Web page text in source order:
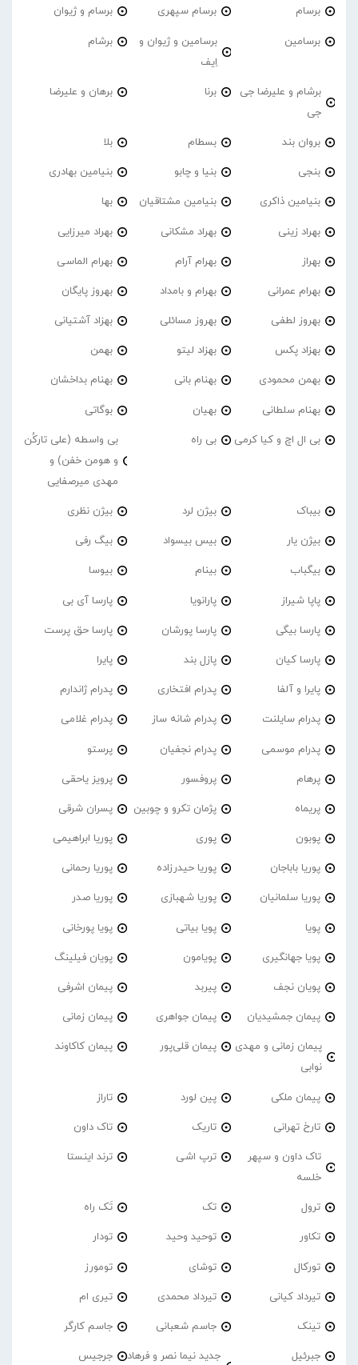
برسام برسام سپهری برسام و ژیوان
برسامین
برسامین و ژیوان و
اِیف
برشام
برشام و علیرضا جی
جی
برنا برهان و علیرضا
بروان بند بسطام بلا
بنجی بنیا و چابو بنیامین بهادری
بنیامین ذاکری بنیامین مشتاقیان بها
بهراد زینی بهراد مشکانی بهراد میرزایی
بهراز بهرام آرام بهرام الماسی
بهرام عمرانی بهرام و بامداد بهروز پایگان
بهروز لطفی بهروز مسائلی بهزاد آشتیانی
بهزاد پکس بهزاد لیتو بهمن
بهمن محمودی بهنام بانی بهنام بداخشان
بهنام سلطانی بهیان بوگاتی
بی ال اچ و کیا کرمی بی راه
بی واسطه (علی تارکُن
و هومن خفن) و
مهدی میرصفایی
بیباک بیژن لرد بیژن نظری
بیژن یار بیس بیسواد بیگ رفی
بیگباب بینام بیوسا
پاپا شیراز پارانویا پارسا آی بی
پارسا بیگی پارسا پورشان پارسا حق پرست
پارسا کیان پازل بند پایرا
پایرا و آلفا پدرام افتخاری پدرام ژاندارم
پدرام‌ سایلنت پدرام شانه ساز پدرام غلامی
پدرام موسمی پدرام نجفیان پرستو
پرهام پروفسور پرویز یاحقی
پریماه پژمان تکرو و چوبین پسران شرقی
پوبون پوری پوریا ابراهیمی
پوریا باباجان پوریا حیدرزاده پوریا رحمانی
پوریا سلمانیان پوریا شهبازی پوریا صدر
پویا پویا بیاتی پویا پورخانی
پویا جهانگیری پویامون پویان فیلینگ
پویان نجف پیربد پیمان اشرفی
پیمان جمشیدیان پیمان جواهری پیمان زمانی
پیمان زمانی و مهدی
نوابی
پیمان قلی‌پور پیمان کاکاوند
پیمان ملکی پین لورد تاراز
تارخ تهرانی تاریک تاک داون
تاک داون و سپهر
خلسه
ترپ اشی ترند اینستا
ترول تک تَک راه
تکاور توحید وحید تودار
تورکال توشای تومورز
تیرداد کیانی تیرداد محمدی تیری ام
تینک جاسم شعبانی جاسم کارگر
جبرئیل
جدید نیما نصر و فرهاد
جرجیس